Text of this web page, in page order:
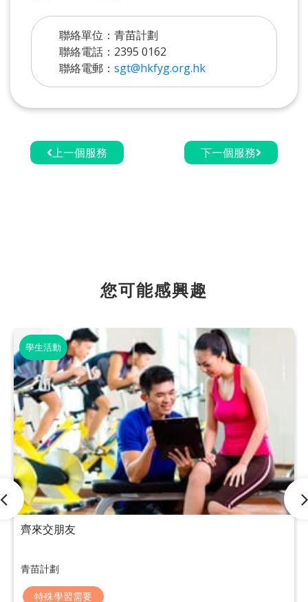
聯絡單位：青苗計劃
聯絡電話：2395 0162
聯絡電郵： sgt@hkfyg.org.hk
上一個服務 下一個服務
您可能感興趣
學生活動
齊來交朋友
青苗計劃
特殊學習需要